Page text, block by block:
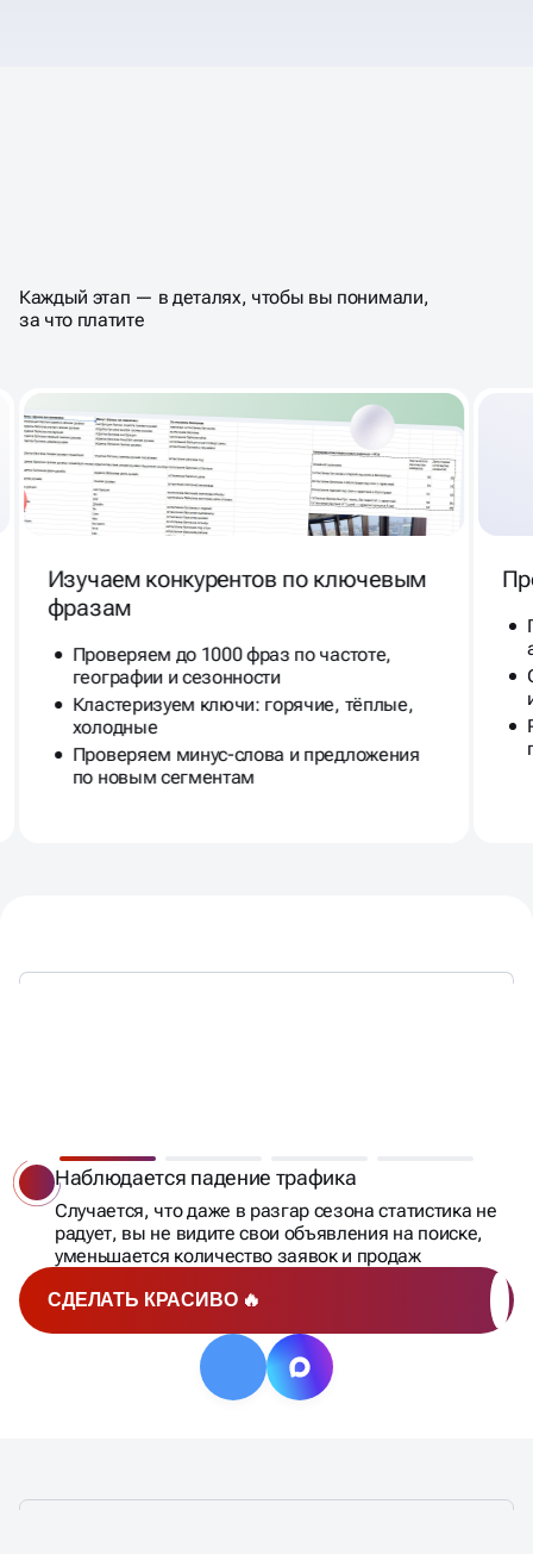
ВЕСЬ ПРОЦЕСС ПО ШАГАМ
Каждый этап — в деталях, чтобы вы понимали,
за что платите
Изучаем конкурентов по ключевым
фразам
Проверяем до 1000 фраз по частоте,
географии и сезонности
Кластеризуем ключи: горячие, тёплые,
холодные
Проверяем минус-слова и предложения
по новым сегментам
СДЕЛАТЬ КРАСИВО 🔥
Наблюдается падение трафика
Случается, что даже в разгар сезона статистика не
радует, вы не видите свои объявления на поиске,
уменьшается количество заявок и продаж